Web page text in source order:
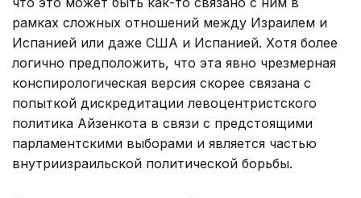
рамках сложных отношений между Израилем и
Испанией или даже США и Испанией. Хотя более
логично предположить, что эта явно чрезмерная
конспирологическая версия скорее связана с
попыткой дискредитации левоцентристского
политика Айзенкота в связи с предстоящими
парламентскими выборами и является частью
внутриизраильской политической борьбы.